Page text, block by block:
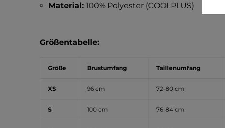
Material:100% Polyester (COOLPLUS)
Größentabelle:
Größe Brustumfang Taillenumfang
XS 96 cm 72-80 cm
S 100 cm 76-84 cm